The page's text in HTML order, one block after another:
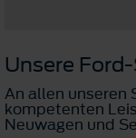
Unsere
An allen unseren
kompetenten
Neuwagen und